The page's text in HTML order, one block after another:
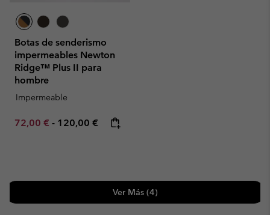
Botas de senderismo
impermeables Newton
Ridge™ Plus II para
hombre
Impermeable
Minimum sale price:
72,00 € - Maximum price:
120,00 €
Ver Más (4)